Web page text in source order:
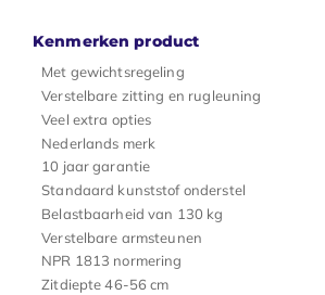
Kenmerken product
Met gewichtsregeling
Verstelbare zitting en rugleuning
Veel extra opties
Nederlands merk
10 jaar garantie
Standaard kunststof onderstel
Belastbaarheid van 130 kg
Verstelbare armsteunen
NPR 1813 normering
Zitdiepte 46-56 cm